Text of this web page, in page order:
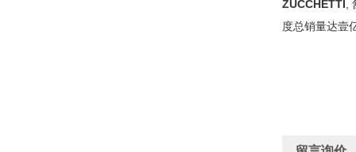
ZUCCHETTI
度总销量达壹